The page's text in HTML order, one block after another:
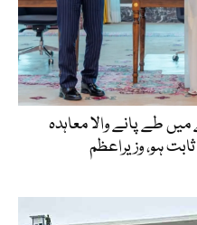
طے پانے والا معاہدہ
ہو، وزیراعظم